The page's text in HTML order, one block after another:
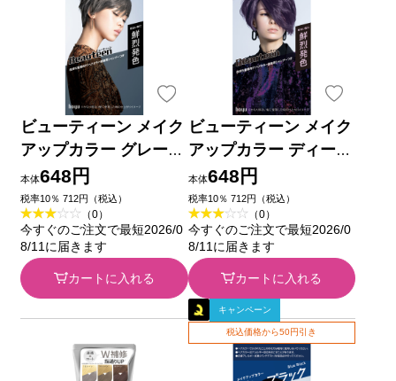
ビューティーン メイク
アップカラー グレーア
ッシュ ４０ｇ＋８８ｍ
ｌ ホーユー (医薬部外
品)
本体648円
税率10％ 712円（税込）
（0）
今すぐのご注文で最短2026/0
8/11に届きます
カートに入れる
ビューティーン メイク
アップカラー ディープ
バイオレット ４０ｍｌ
＋８８ｍｌ ホーユー
(医薬部外品)
本体648円
税率10％ 712円（税込）
（0）
今すぐのご注文で最短2026/0
8/11に届きます
カートに入れる
キャンペーン
税込価格から50円引き